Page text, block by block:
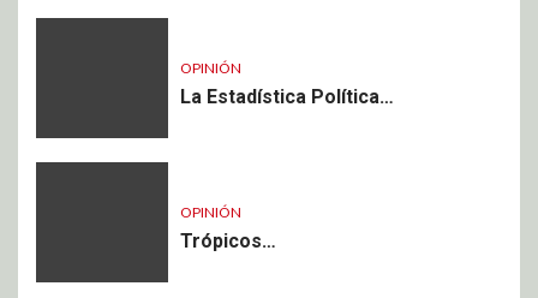
OPINIÓN
La Estadística Política…
OPINIÓN
Trópicos…